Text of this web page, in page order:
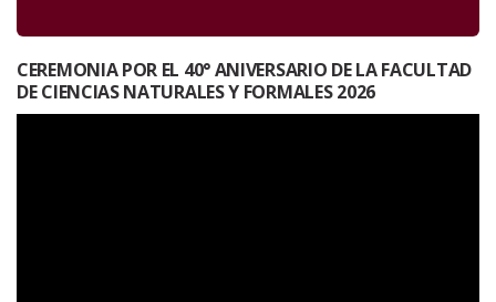
CEREMONIA POR EL 40° ANIVERSARIO DE LA FACULTAD
DE CIENCIAS NATURALES Y FORMALES 2026